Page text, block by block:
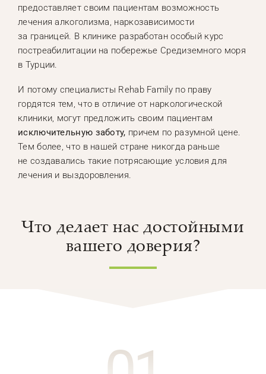
предоставляет своим пациентам возможность
лечения алкоголизма, наркозависимости
за границей. В клинике разработан особый курс
постреабилитации на побережье Средиземного моря
в Турции.
И потому специалисты Rehab Family по праву
гордятся тем, что в отличие от наркологической
клиники, могут предложить своим пациентам
исключительную заботу, причем по разумной цене.
Тем более, что в нашей стране никогда раньше
не создавались такие потрясающие условия для
лечения и выздоровления.
Что делает нас достойными
вашего доверия?